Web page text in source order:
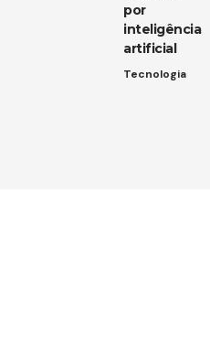
por
inteligência
artificial
Tecnologia